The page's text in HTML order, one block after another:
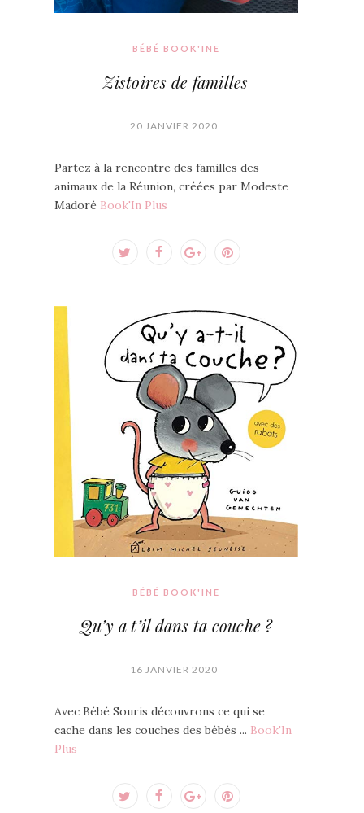
BÉBÉ BOOK'INE
Zistoires de familles
20 JANVIER 2020
Partez à la rencontre des familles des
animaux de la Réunion, créées par Modeste
Madoré Book'In Plus
BÉBÉ BOOK'INE
Qu’y a t’il dans ta couche ?
16 JANVIER 2020
Avec Bébé Souris découvrons ce qui se
cache dans les couches des bébés ... Book'In
Plus